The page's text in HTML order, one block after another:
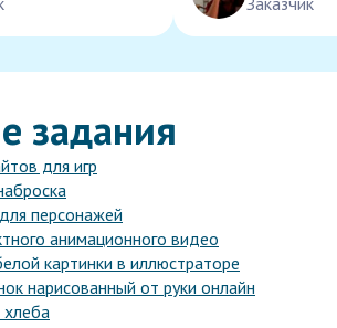
задания
для игр
персонажей
анимационного видео
картинки в иллюстраторе
нарисованный от руки онлайн
хлеба